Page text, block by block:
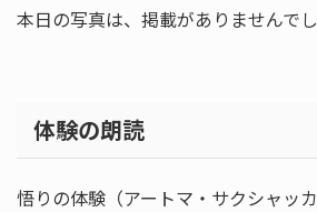
本日の写真は、掲載がありませんでし
体験の朗読
悟りの体験（アートマ・サクシャッカ